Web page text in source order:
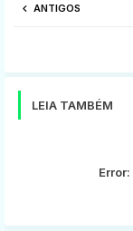
ANTIGOS
LEIA TAMBÉM
Error: